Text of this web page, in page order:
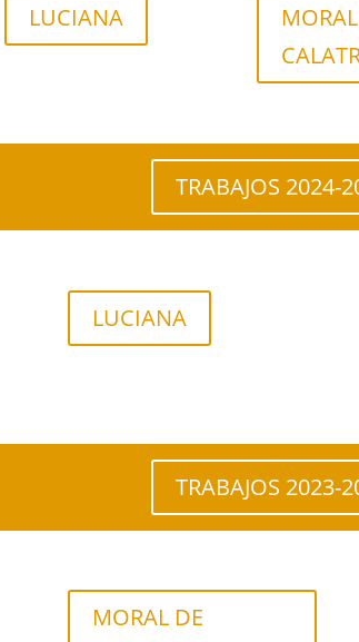
LUCIANA
TRABAJOS 2024-
LUCIANA
TRABAJOS 2023-
MORAL DE